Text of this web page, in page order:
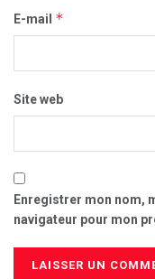
E-mail *
Site web
Enregistrer mon nom,
navigateur pour mon